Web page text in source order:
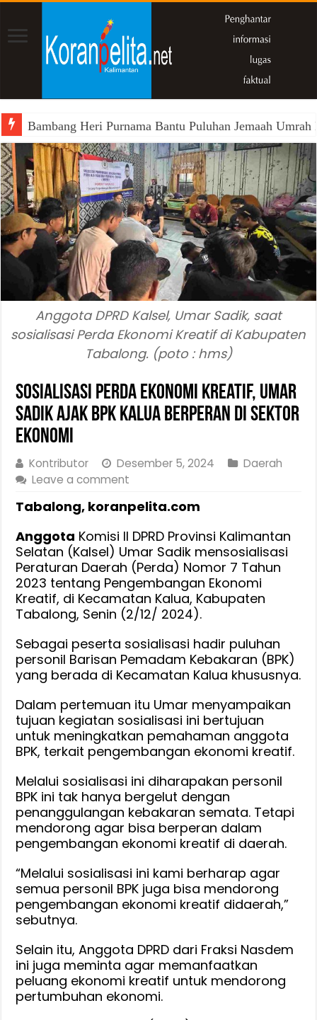
Bambang Heri Purnama Bantu Puluhan Jemaah
Anggota DPRD Kalsel, Umar Sadik, saat
sosialisasi Perda Ekonomi Kreatif di Kabupaten
Tabalong. (poto : hms)
Sosialisasi Perda Ekonomi Kreatif, Umar
Sadik Ajak BPK Kalua Berperan di Sektor
Ekonomi
Kontributor Desember 5, 2024
Daerah
Leave a comment
Tabalong, koranpelita.com
Anggota Komisi II DPRD Provinsi Kalimantan
Selatan (Kalsel) Umar Sadik mensosialisasi
Peraturan Daerah (Perda) Nomor 7 Tahun
2023 tentang Pengembangan Ekonomi
Kreatif, di Kecamatan Kalua, Kabupaten
Tabalong, Senin (2/12/ 2024).
Sebagai peserta sosialisasi hadir puluhan
personil Barisan Pemadam Kebakaran (BPK)
yang berada di Kecamatan Kalua khususnya.
Dalam pertemuan itu Umar menyampaikan
tujuan kegiatan sosialisasi ini bertujuan
untuk meningkatkan pemahaman anggota
BPK, terkait pengembangan ekonomi kreatif.
Melalui sosialisasi ini diharapakan personil
BPK ini tak hanya bergelut dengan
penanggulangan kebakaran semata. Tetapi
mendorong agar bisa berperan dalam
pengembangan ekonomi kreatif di daerah.
“Melalui sosialisasi ini kami berharap agar
semua personil BPK juga bisa mendorong
pengembangan ekonomi kreatif didaerah,”
sebutnya.
Selain itu, Anggota DPRD dari Fraksi Nasdem
ini juga meminta agar memanfaatkan
peluang ekonomi kreatif untuk mendorong
pertumbuhan ekonomi.